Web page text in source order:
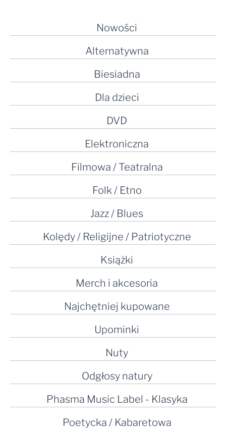
Nowości
Alternatywna
Biesiadna
Dla dzieci
DVD
Elektroniczna
Filmowa / Teatralna
Folk / Etno
Jazz / Blues
Kolędy / Religijne / Patriotyczne
Książki
Merch i akcesoria
Najchętniej kupowane
Upominki
Nuty
Odgłosy natury
Phasma Music Label - Klasyka
Poetycka / Kabaretowa